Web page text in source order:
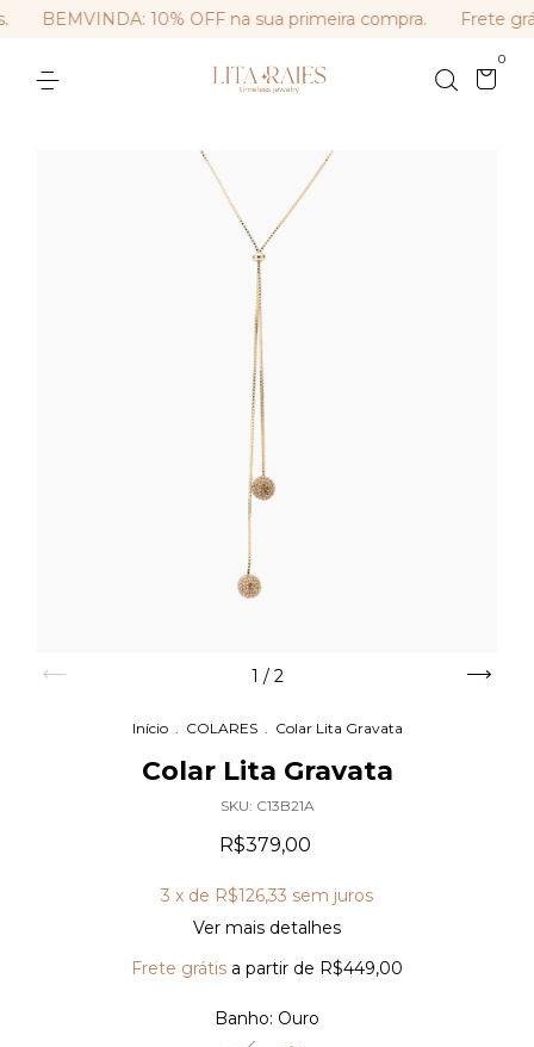
BEMVINDA: 10% OFF na sua primeira compra. Frete
0
1 / 2
Início COLARES Colar Lita Gravata
Colar Lita Gravata
SKU: C13B21A
R$379,00
3 x de R$126,33 sem juros
Ver mais detalhes
Frete grátis a partir de R$449,00
Banho: Ouro